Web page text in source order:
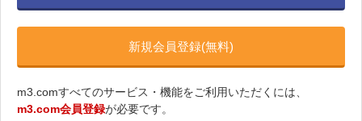
新規会員登録(無料)
m3.comすべてのサービス・機能をご利用いただくには、
m3.com会員登録が必要です。